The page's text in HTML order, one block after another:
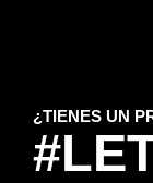
¿TIENES UN